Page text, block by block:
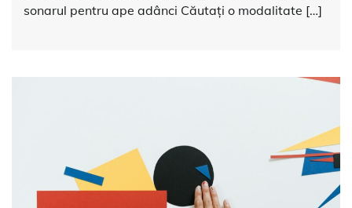
sonarul pentru ape adânci Căutați o modalitate […]